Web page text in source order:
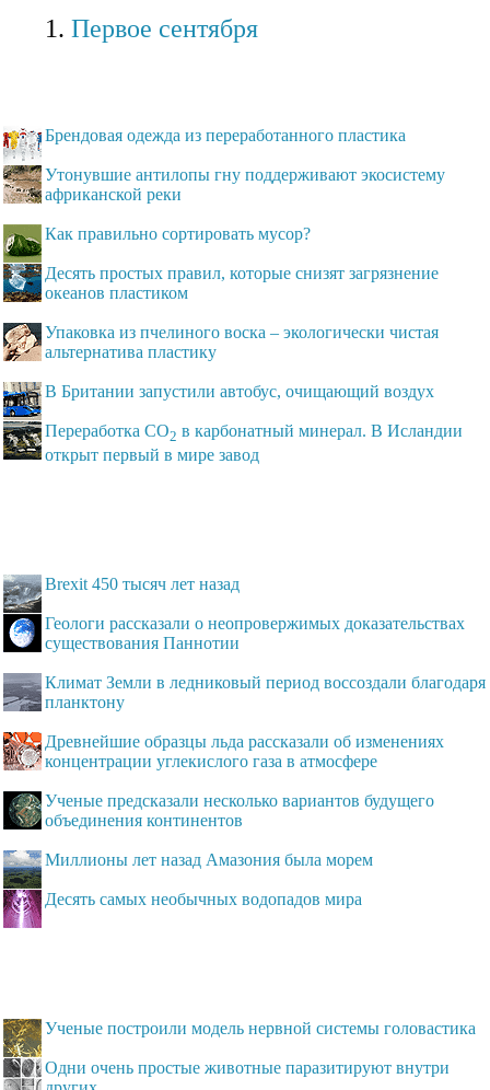
Первое сентября
Брендовая одежда из переработанного пластика
Утонувшие антилопы гну поддерживают экосистему
африканской реки
Как правильно сортировать мусор?
Десять простых правил, которые снизят загрязнение
океанов пластиком
Упаковка из пчелиного воска – экологически чистая
альтернатива пластику
В Британии запустили автобус, очищающий воздух
Переработка СО2 в карбонатный минерал. В Исландии
открыт первый в мире завод
Brexit 450 тысяч лет назад
Геологи рассказали о неопровержимых доказательствах
существования Паннотии
Климат Земли в ледниковый период воссоздали благодаря
планктону
Древнейшие образцы льда рассказали об изменениях
концентрации углекислого газа в атмосфере
Ученые предсказали несколько вариантов будущего
объединения континентов
Миллионы лет назад Амазония была морем
Десять самых необычных водопадов мира
Ученые построили модель нервной системы головастика
Одни очень простые животные паразитируют внутри